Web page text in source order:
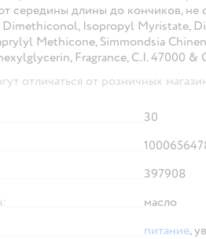
середины длины до кончиков, не
Isopropyl Myristate,
Methicone, Simmondsia
Fragrance, C.I. 47000 &
отличаться от розничных
30
397908
масло
питание,